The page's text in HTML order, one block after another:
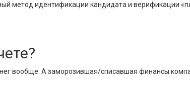
метод идентификации кандидата и верификации
вообще. А заморозившая/списавшая финансы